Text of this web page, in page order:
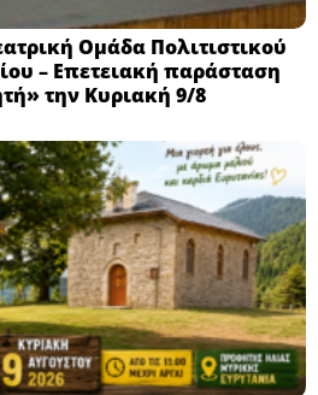
Ομάδα Πολιτιστικού
– Επετειακή παράσταση
την Κυριακή 9/8